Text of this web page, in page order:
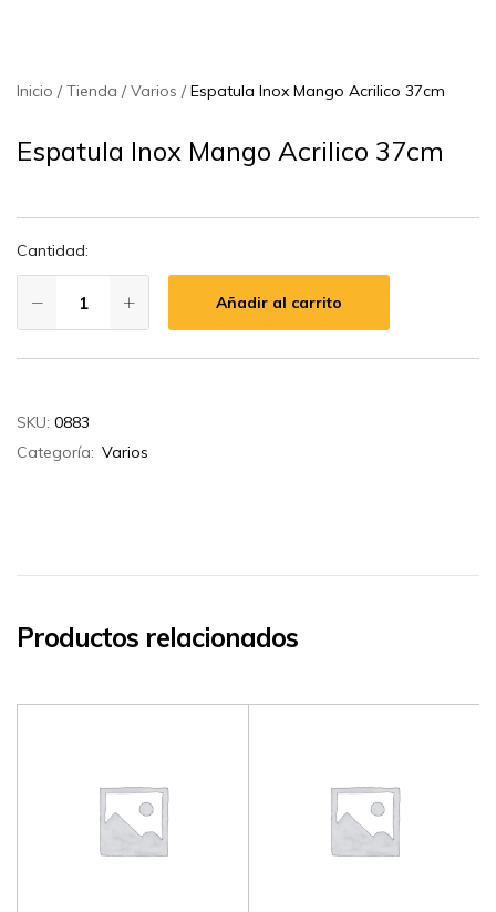
Inicio Tienda Varios Espatula Inox Mango Acrilico 37cm
Espatula Inox Mango Acrilico 37cm
Cantidad:
Añadir al carrito
SKU: 0883
Categoría: Varios
Productos relacionados